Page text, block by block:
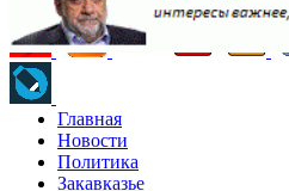
Главная
Новости
Политика
Закавказье